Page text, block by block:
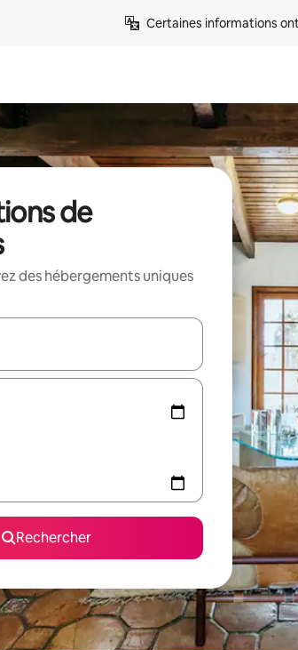
Certaines informations
de
des hébergements uniques
s'affichent, utilisez les flèches vers le haut et
Rechercher